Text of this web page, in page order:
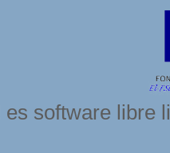
es software libre